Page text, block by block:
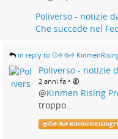
Poliverso - notizie
Che succede nel
in reply to
Poliverso - notizie
2 anni fa •
@Kinmen Rising
troppo...
@